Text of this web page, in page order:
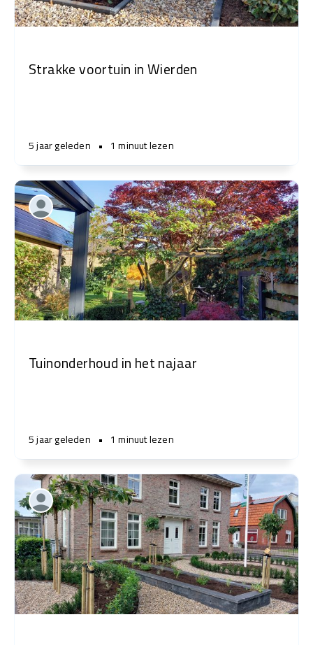
Strakke voortuin in Wierden
5 jaar geleden • 1 minuut lezen
Tuinonderhoud in het najaar
5 jaar geleden • 1 minuut lezen